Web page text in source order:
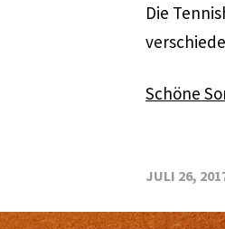
Die
Schöne
JULI 26,